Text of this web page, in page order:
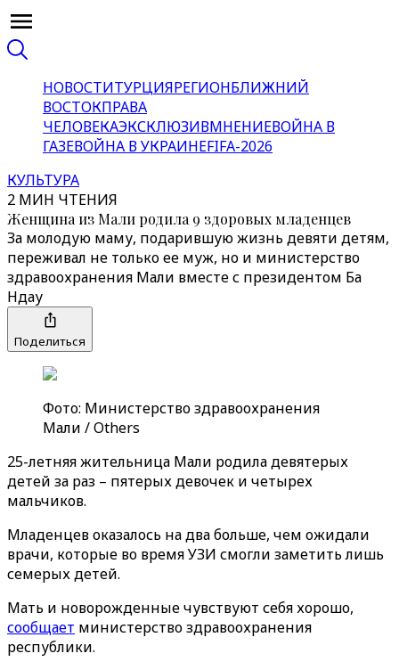
НОВОСТИТУРЦИЯРЕГИОНБЛИЖНИЙ
ВОСТОКПРАВА
ЧЕЛОВЕКАЭКСКЛЮЗИВМНЕНИЕВОЙНА В
ГАЗЕВОЙНА В УКРАИНЕFIFA-2026
КУЛЬТУРА
2 МИН ЧТЕНИЯ
Женщина из Мали родила 9 здоровых младенцев
За молодую маму, подарившую жизнь девяти детям,
переживал не только ее муж, но и министерство
здравоохранения Мали вместе с президентом Ба
Ндау
Поделиться
Фото: Министерство здравоохранения
Мали / Others
25-летняя жительница Мали родила девятерых
детей за раз – пятерых девочек и четырех
мальчиков.
Младенцев оказалось на два больше, чем ожидали
врачи, которые во время УЗИ смогли заметить лишь
семерых детей.
Мать и новорожденные чувствуют себя хорошо,
сообщает министерство здравоохранения
республики.